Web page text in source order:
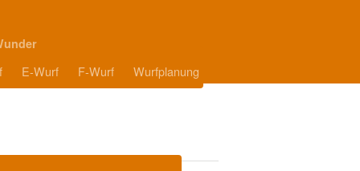
E-Wurf F-Wurf Wurfplanung